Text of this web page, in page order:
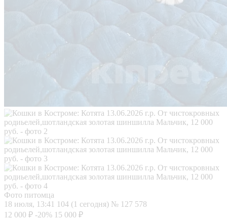
Фото питомца
18 июля, 13:41 104 (1 сегодня) № 127 578
12 000 ₽ -20% 15 000 ₽